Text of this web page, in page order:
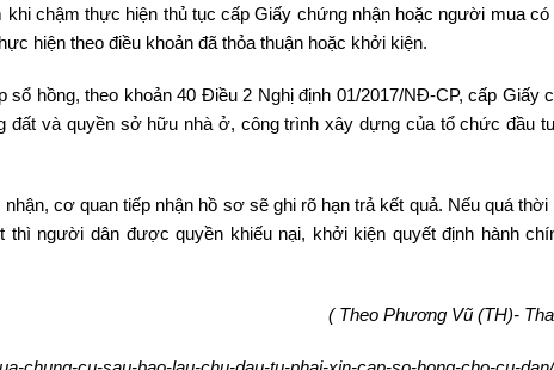
chậm thực hiện thủ tục cấp Giấy chứng nhận hoặc người mua có
hiện theo điều khoản đã thỏa thuận hoặc khởi kiện.
hồng, theo khoản 40 Điều 2 Nghị định 01/2017/NĐ-CP, cấp Giấy
đất và quyền sở hữu nhà ở, công trình xây dựng của tổ chức đầu
cơ quan tiếp nhận hồ sơ sẽ ghi rõ hạn trả kết quả. Nếu quá
người dân được quyền khiếu nại, khởi kiện quyết định hành
( Theo Phương Vũ (TH)-